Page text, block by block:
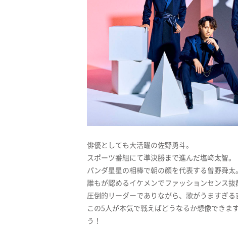
俳優としても大活躍の佐野勇斗。
スポーツ番組にて準決勝まで進んだ塩﨑太智。
パンダ星星の相棒で朝の顔を代表する曽野舜太。
誰もが認めるイケメンでファッションセンス抜
圧倒的リーダーでありながら、歌がうますぎる
この5人が本気で戦えばどうなるか想像できま
う！